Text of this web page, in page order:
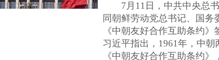
7月11日，中共中央总书
同朝鲜劳动党总书记、国务
《中朝友好合作互助条约
习近平指出，1961年，中
《中朝友好合作互助条约